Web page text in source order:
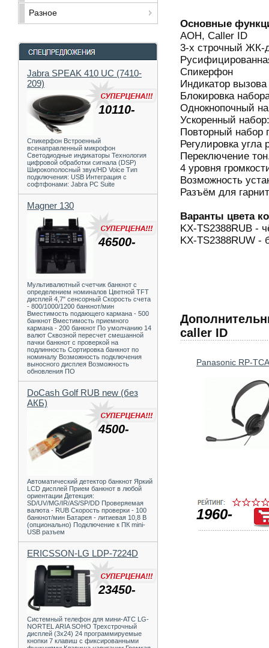
Разное
10110-
Jabra SPEAK 410 UC (7410-
209)
Спикерфон Встроенный
всенаправленный микрофон
Светодиодные индикаторы Технология
цифровой обработки сигнала (DSP)
Широкополосный звук/HD Voice Тип
подключения: USB Интеграция с
софтфонами: Jabra PC Suite
46500-
Magner 130
Мультивалютный счетчик банкнот с
определением номиналов Цветной TFT
дисплей 4,7" сенсорный Скорость счета
- 800/1000/1200 банкнот/мин
Вместимость подающего кармана - 500
банкнот Вместимость приемного
кармана - 200 банкнот По умолчанию 14
валют Сквозной пересчет смешанной
пачки банкнот с проверкой на
подлинность Сортировка банкнот по
номиналу Возможность подключения
выносного дисплея Возможность
обновления ПО
4500-
DoCash Golf RUB new (без
АКБ)
Автоматический детектор банкнот Яркий
LCD дисплей Прием банкнот в любой
ориентации Детекция:
SD/UV/MG/IR/AS/SP/DD Проверяемая
валюта - RUB Скорость проверки - 100
банкнот/мин Батарея - литиевая 10,8 В
(опционально) Подключение к ПК mini-
USB разъем
23450-
ERICSSON-LG LDP-7224D
Системный телефон для мини-АТС LG-
NORTEL ARIA SOHO Трехстрочный
дисплей (3х24) 24 программируемые
кнопки 7 клавиш с фиксированными
Основные
АОН, Caller ID
3-х строчный ЖК-
Спикерфон
Индикатор вызова
Блокировка
Однокнопочный
Ускоренный
Повторный набор
Регулировка угла
Переключение
4 уровня
Возможность
Разъём для
Варанты цвета
KX-TS2388RUB -
KX-TS2388RUW -
caller ID
Panasonic RP-
1960-